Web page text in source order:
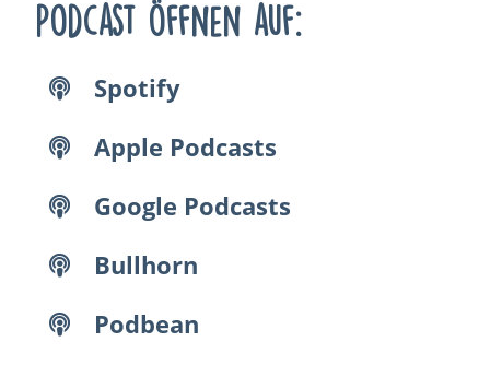
Podcast öffnen auf:
Spotify
Apple Podcasts
Google Podcasts
Bullhorn
Podbean